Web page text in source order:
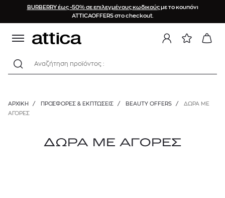
BURBERRY έως -50% σε επιλεγμένους κωδικούςμε το κουπόνι
ATTICAOFFERS στο checkout.
Αναζήτηση προϊόντος :
ΑΡΧΙΚΉ / ΠΡΟΣΦΟΡΕΣ & ΕΚΠΤΩΣΕΙΣ / BEAUTY OFFERS /
ΔΩΡΑ ΜΕ
ΑΓΟΡΕΣ
ΔΩΡΑ ΜΕ ΑΓΟΡΕΣ